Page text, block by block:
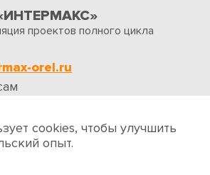
проектов полного цикла
orel.ru
cookies, чтобы улучшить
опыт.